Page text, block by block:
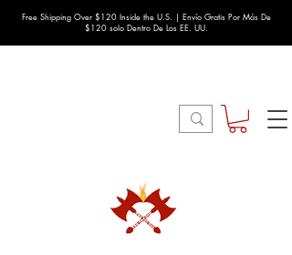
Free Shipping Over $120 Inside the U.S. | Envío Gratis Por Más De
$120 solo Dentro De Los EE. UU.